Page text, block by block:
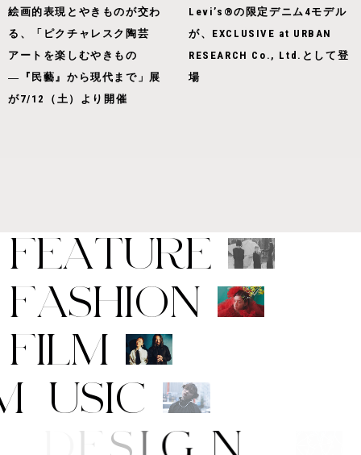
絵画的表現とやきものが交わ
る、「ピクチャレスク陶芸
アートを楽しむやきもの
―『民藝』から現代まで」展
が7/12（土）より開催
Levi’s®の限定デニム4モデル
が、EXCLUSIVE at URBAN
RESEARCH Co., Ltd.として登
場
FEATURE
FASHION
FILM
M USIC
T/D ES IG